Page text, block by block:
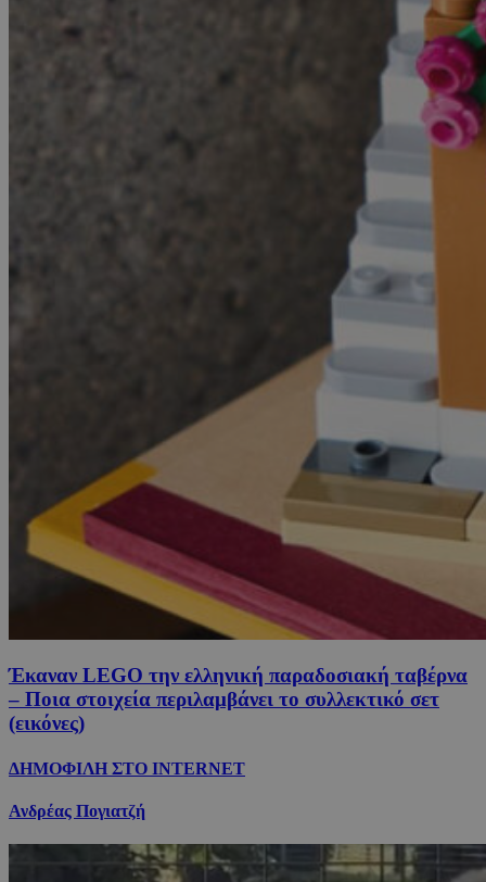
Έκαναν LEGO την ελληνική παραδοσιακή ταβέρνα
– Ποια στοιχεία περιλαμβάνει το συλλεκτικό σετ
(εικόνες)
ΔΗΜΟΦΙΛΗ ΣΤΟ INTERNET
Ανδρέας Πογιατζή